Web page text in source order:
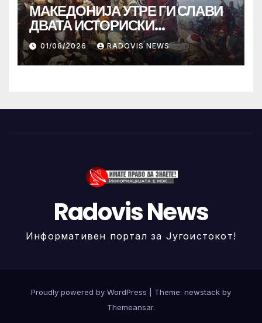
МАКЕДОНИЈА УТРЕ ГИ СЛАВИ
ДВАТА ИСТОРИСКИ
ИЛИНДЕНА!
01/08/2026 RADOVIS NEWS
Radovis News
Информативен портал за Југоистокот!
Proudly powered by WordPress
Theme: newstack by
Themeansar.